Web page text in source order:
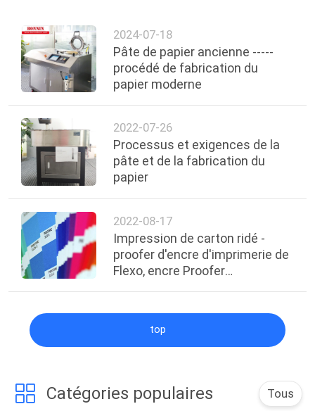
2024-07-18
Pâte de papier ancienne -----
procédé de fabrication du
papier moderne
2022-07-26
Processus et exigences de la
pâte et de la fabrication du
papier
2022-08-17
Impression de carton ridé -
proofer d'encre d'imprimerie de
Flexo, encre Proofer
top
Catégories populaires Tous